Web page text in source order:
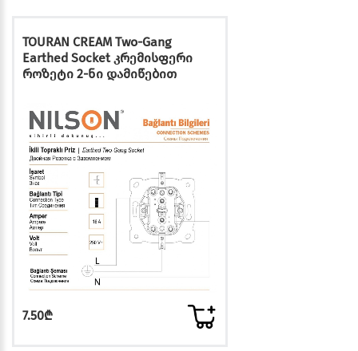
TOURAN CREAM Two-Gang
Earthed Socket კრემისფერი
როზეტი 2-ნი დამიწებით
7.50₾